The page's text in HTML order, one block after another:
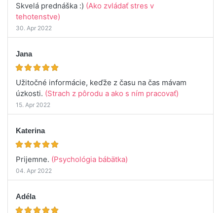
Skvelá prednáška :) (Ako zvládať stres v
tehotenstve)
30. Apr 2022
Jana
Užitočné informácie, keďže z času na čas mávam
úzkosti. (Strach z pôrodu a ako s ním pracovať)
15. Apr 2022
Katerina
Prijemne. (Psychológia bábätka)
04. Apr 2022
Adéla